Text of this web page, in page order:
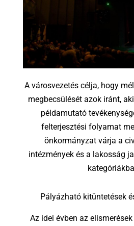
A városvezetés célja, hogy
megbecsülését azok iránt,
példamutató
felterjesztési folyamat
önkormányzat várja a
intézmények és a lakosság
Pályázható kitüntetések
Az idei évben az